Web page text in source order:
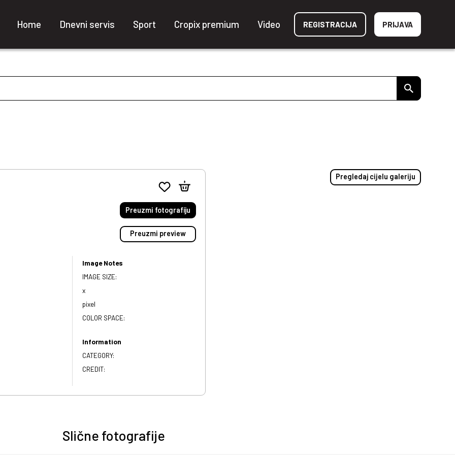
Home Dnevni servis Sport Cropix premium Video REGISTRACIJA PRIJAVA
Preuzmi fotografiju
Preuzmi preview
Image Notes
IMAGE SIZE:
x
pixel
COLOR SPACE:
Information
CATEGORY:
CREDIT:
Pregledaj cijelu galeriju
Slične fotografije